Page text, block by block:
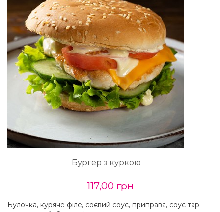
Бургер з куркою
117,00 грн
Булочка, куряче філе, соєвий соус, приправа, соус тар-